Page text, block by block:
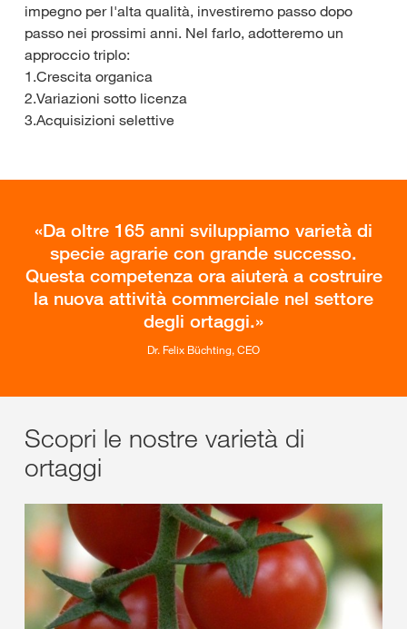
impegno per l'alta qualità, investiremo passo dopo
passo nei prossimi anni. Nel farlo, adotteremo un
approccio triplo:
1.Crescita organica
2.Variazioni sotto licenza
3.Acquisizioni selettive
Da oltre 165 anni sviluppiamo varietà di
specie agrarie con grande successo.
Questa competenza ora aiuterà a costruire
la nuova attività commerciale nel settore
degli ortaggi.
Dr. Felix Büchting, CEO
Scopri le nostre varietà di
ortaggi